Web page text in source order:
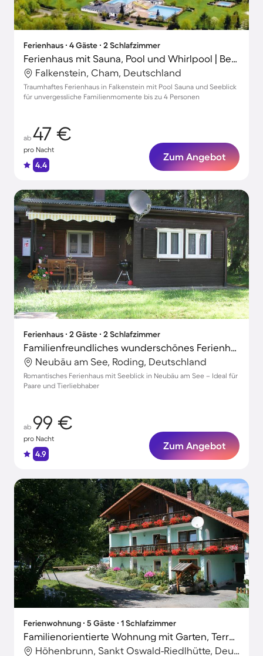
Ferienhaus ∙ 4 Gäste ∙ 2 Schlafzimmer
Ferienhaus mit Sauna, Pool und Whirlpool | Bergblick
Falkenstein, Cham, Deutschland
Traumhaftes Ferienhaus in Falkenstein mit Pool Sauna und Seeblick
für unvergessliche Familienmomente bis zu 4 Personen
ab 47 €
pro Nacht
4.4
Zum Angebot
Ferienhaus ∙ 2 Gäste ∙ 2 Schlafzimmer
Familienfreundliches wunderschönes Ferienhaus mit Grill und Terrasse | Seeblick | Haustiere sind willkommen
Neubäu am See, Roding, Deutschland
Romantisches Ferienhaus mit Seeblick in Neubäu am See – Ideal für
Paare und Tierliebhaber
ab 99 €
pro Nacht
4.9
Zum Angebot
Ferienwohnung ∙ 5 Gäste ∙ 1 Schlafzimmer
Familienorientierte Wohnung mit Garten, Terrasse und Grill | Bergblick
Höhenbrunn, Sankt Oswald-Riedlhütte, Deutschland